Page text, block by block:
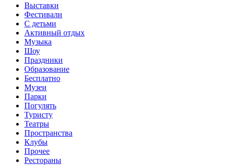
Выставки
Фестивали
С детьми
Активный отдых
Музыка
Шоу
Праздники
Образование
Бесплатно
Музеи
Парки
Погулять
Туристу
Театры
Пространства
Клубы
Прочее
Рестораны